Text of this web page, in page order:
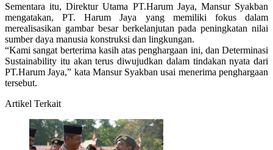
Sementara itu, Direktur Utama PT.Harum Jaya, Mansur Syakban
mengatakan, PT. Harum Jaya yang memiliki fokus dalam
merealisasikan gambar besar berkelanjutan pada peningkatan nilai
sumber daya manusia konstruksi dan lingkungan.
“Kami sangat berterima kasih atas penghargaan ini, dan Determinasi
Sustainability itu akan terus diwujudkan dalam tindakan nyata dari
PT.Harum Jaya,” kata Mansur Syakban usai menerima penghargaan
tersebut.
Artikel Terkait